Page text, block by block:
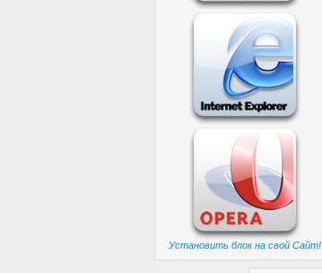
Установить блок на свой Сайт!